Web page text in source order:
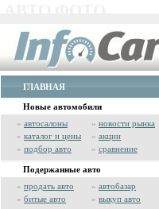
ГЛАВНАЯ
Новые автомобили
» автосалоны » новости рынка
» каталог и цены » акции
» подбор авто » сравнение
Подержанные авто
» продать авто » автобазар
» битые авто » выкуп авто